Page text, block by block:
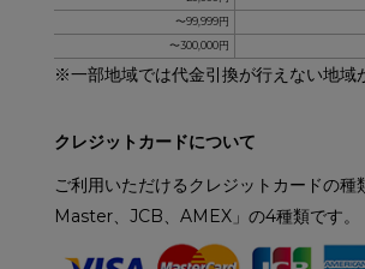
〜99,999円
〜300,000円
※一部地域では代金引換が行えない地域
クレジットカードについて
ご利用いただけるクレジットカードの種
Master、JCB、AMEX」の4種類です。